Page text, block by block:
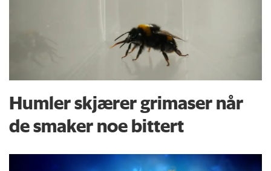
Humler skjærer grimaser når
de smaker noe bittert